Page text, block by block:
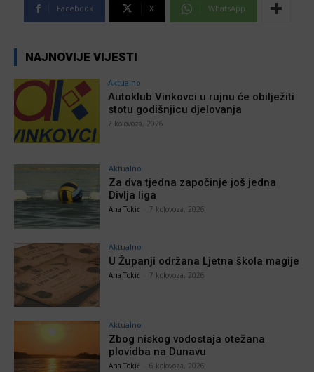
Facebook X WhatsApp
NAJNOVIJE VIJESTI
Aktualno
Autoklub Vinkovci u rujnu će obilježiti
stotu godišnjicu djelovanja
7 kolovoza, 2026
Aktualno
Za dva tjedna započinje još jedna
Divlja liga
Ana Tokić 7 kolovoza, 2026
Aktualno
U Županji održana Ljetna škola magije
Ana Tokić 7 kolovoza, 2026
Aktualno
Zbog niskog vodostaja otežana
plovidba na Dunavu
Ana Tokić 6 kolovoza, 2026